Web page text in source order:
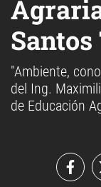
"Ambiente,
del Ing.
de Educación